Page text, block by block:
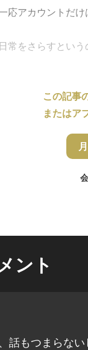
応アカウントだけ
常をさらすという
この記事
またはア
ント
話もつまらな